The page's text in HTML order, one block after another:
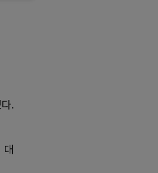
.
대